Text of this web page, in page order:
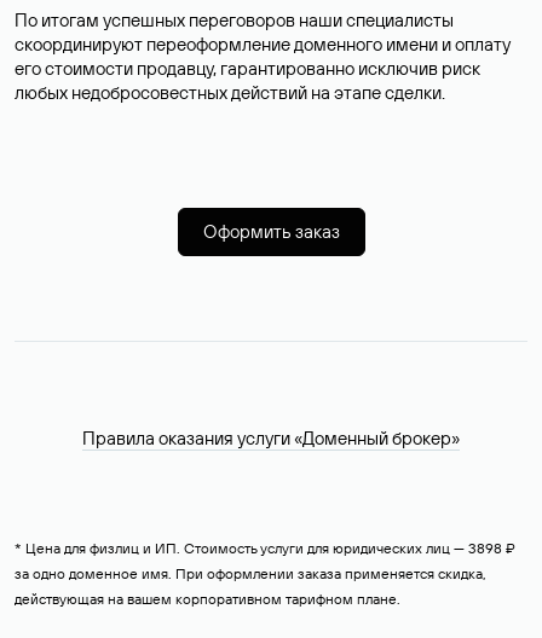
По итогам успешных переговоров наши специалисты
скоординируют переоформление доменного имени и оплату
его стоимости продавцу, гарантированно исключив риск
любых недобросовестных действий на этапе сделки.
Оформить заказ
Правила оказания услуги «Доменный брокер»
* Цена для физлиц и ИП. Стоимость услуги для юридических лиц — 3898 ₽
за одно доменное имя. При оформлении заказа применяется скидка,
действующая на вашем корпоративном тарифном плане.